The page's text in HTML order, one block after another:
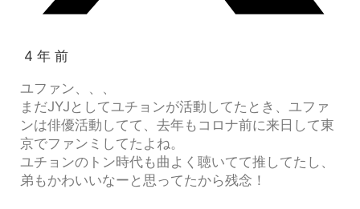
4 年 前
ユファン、、、
まだJYJとしてユチョンが活動してたとき、ユファ
ンは俳優活動してて、去年もコロナ前に来日して東
京でファンミしてたよね。
ユチョンのトン時代も曲よく聴いてて推してたし、
弟もかわいいなーと思ってたから残念！